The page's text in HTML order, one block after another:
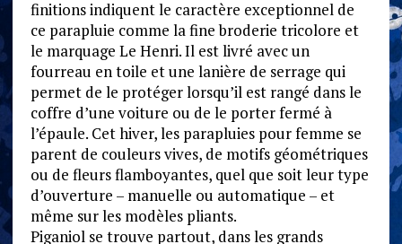
finitions indiquent le caractère exceptionnel de
ce parapluie comme la fine broderie tricolore et
le marquage Le Henri. Il est livré avec un
fourreau en toile et une lanière de serrage qui
permet de le protéger lorsqu’il est rangé dans le
coffre d’une voiture ou de le porter fermé à
l’épaule. Cet hiver, les parapluies pour femme se
parent de couleurs vives, de motifs géométriques
ou de fleurs flamboyantes, quel que soit leur type
d’ouverture – manuelle ou automatique – et
même sur les modèles pliants.
Piganiol se trouve partout, dans les grands